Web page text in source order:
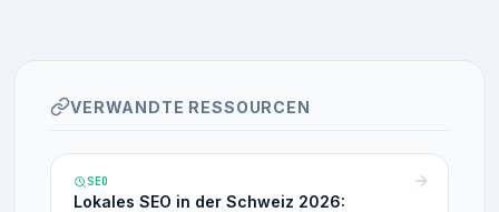
VERWANDTE RESSOURCEN
SEO
Lokales SEO in der Schweiz 2026: